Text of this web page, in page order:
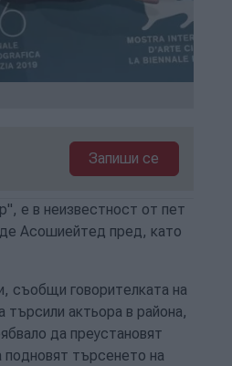
Запиши се
е в неизвестност от пет
Асошиейтед пред, като
съобщи говорителката на
търсили актьора в района,
да преустановят
подновят търсенето на